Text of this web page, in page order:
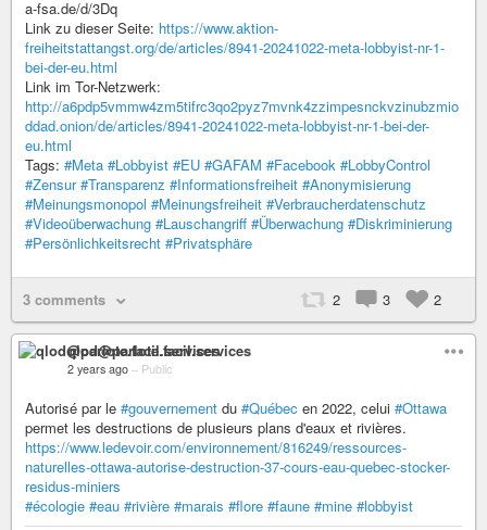
a-fsa.de/d/3Dq
Link zu dieser Seite: https://www.aktion-
freiheitstattangst.org/de/articles/8941-20241022-meta-lobbyist-nr-1-
bei-der-eu.html
Link im Tor-Netzwerk:
http://a6pdp5vmmw4zm5tifrc3qo2pyz7mvnk4zzimpesnckvzinubzmio
ddad.onion/de/articles/8941-20241022-meta-lobbyist-nr-1-bei-der-
eu.html
Tags: #Meta #Lobbyist #EU #GAFAM #Facebook #LobbyControl
#Zensur #Transparenz #Informationsfreiheit #Anonymisierung
#Meinungsmonopol #Meinungsfreiheit #Verbraucherdatenschutz
#Videoüberwachung #Lauschangriff #Überwachung #Diskriminierung
#Persönlichkeitsrecht #Privatsphäre
3 comments 2 3 2
qlod@parlote.facil.services
2 years ago – Public
Autorisé par le #gouvernement du #Québec en 2022, celui #Ottawa
permet les destructions de plusieurs plans d'eaux et rivières.
https://www.ledevoir.com/environnement/816249/ressources-
naturelles-ottawa-autorise-destruction-37-cours-eau-quebec-stocker-
residus-miniers
#écologie #eau #rivière #marais #flore #faune #mine #lobbyist